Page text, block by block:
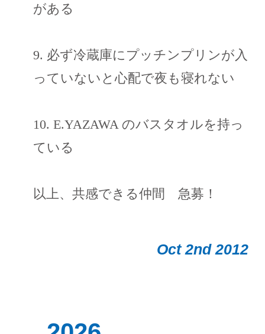
がある
9. 必ず冷蔵庫にプッチンプリンが入
っていないと心配で夜も寝れない
10. E.YAZAWA のバスタオルを持っ
ている
以上、共感できる仲間 急募！
Oct 2nd 2012